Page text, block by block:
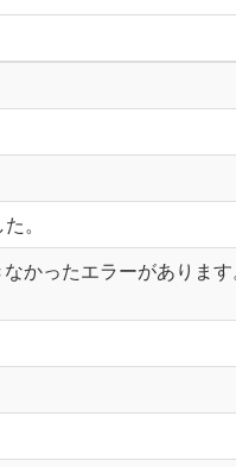
。
かったエラーがありま